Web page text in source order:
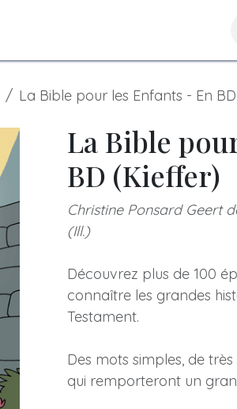
La Bible pour les Enfants - En
La Bible
BD (Kieffer)
Christine Ponsard Geert
(Ill.)
Découvrez plus de 100
connaître les grandes
Testament.
Des mots simples, de
qui remporteront un